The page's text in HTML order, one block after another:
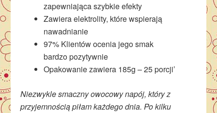
zapewniająca szybkie efekty
Zawiera elektrolity, które wspierają
nawadnianie
97% Klientów ocenia jego smak
bardzopozytywnie
Opakowanie zawiera 185g – 25 porcji’
Niezwykle smaczny owocowy napój, który z
przyjemnością piłam każdego dnia. Po kilku